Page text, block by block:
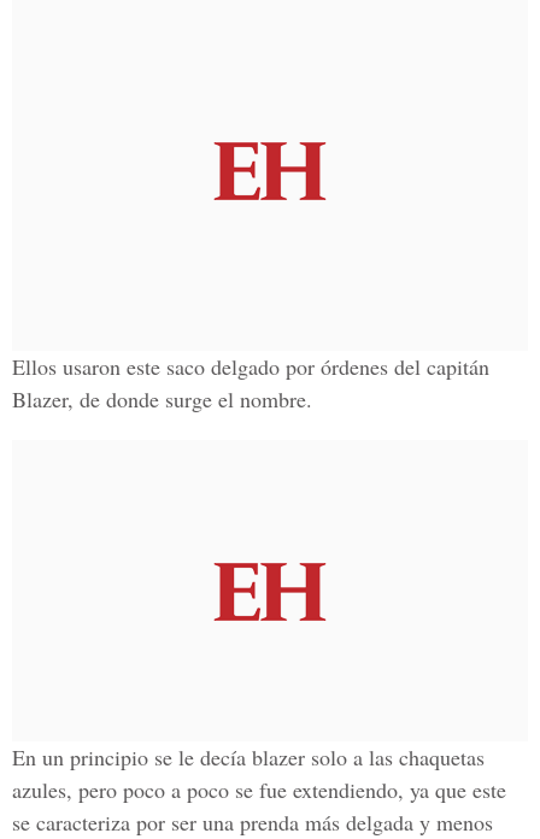
Ellos usaron este saco delgado por órdenes del capitán
Blazer, de donde surge el nombre.
En un principio se le decía blazer solo a las chaquetas
azules, pero poco a poco se fue extendiendo, ya que este
se caracteriza por ser una prenda más delgada y menos